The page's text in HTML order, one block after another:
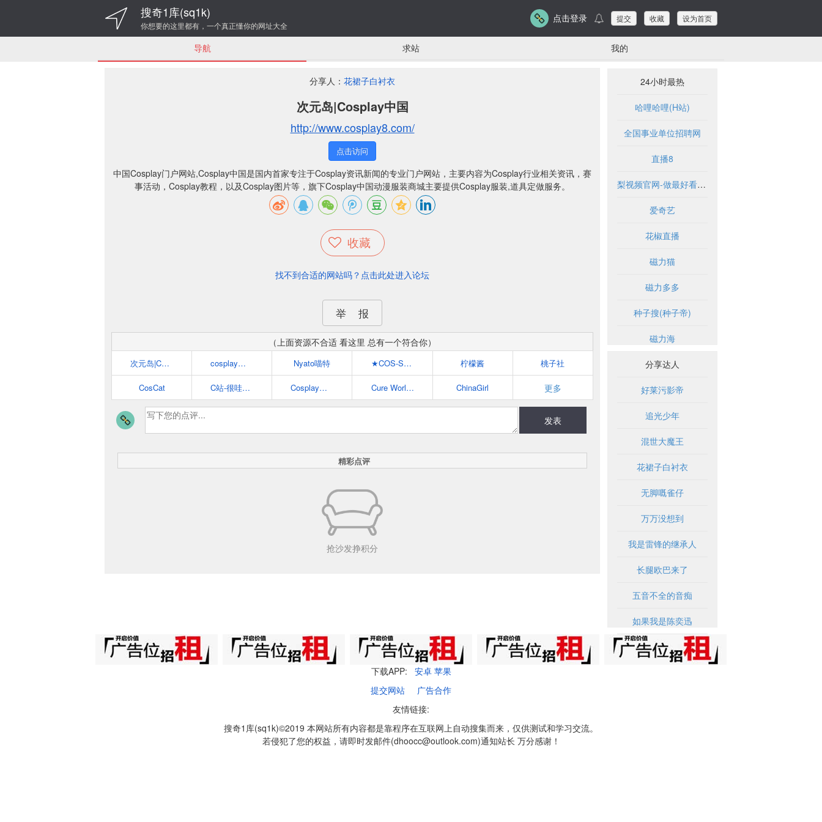
搜奇1库(sq1k)
你想要的这里都有，一个真正懂你的网址大全
点击登录 提交 收藏 设为首页
导航 求站 我的
分享人： 花裙子白衬衣
次元岛|Cosplay中国
http://www.cosplay8.com/
点击访问
中国Cosplay门户网站,Cosplay中国是国内首家专注于Cosplay资讯新闻的专业门户网站，主要内容为Cosplay行业相关资讯，赛
事活动，Cosplay教程，以及Cosplay图片等，旗下Cosplay中国动漫服装商城主要提供Cosplay服装,道具定做服务。
收藏
找不到合适的网站吗？点击此处进入论坛
举 报
（上面资源不合适 看这里 总有一个符合你）
次元岛|Cosplay中国 cosplay啦-LA站 Nyato喵特 ★COS-SHOW★专业中文COSPLAY门户 柠檬酱 桃子社
CosCat C站-很哇塞的Cosplay网站(●＾U＾●) Cosplay联盟 Cure WorldCosplay ChinaGirl 更多
发表
精彩点评
抢沙发挣积分
24小时最热
哈哩哈哩(H站)
全国事业单位招聘网
直播8
梨视频官网-做最好看的资讯短视频-Pear Video
爱奇艺
花椒直播
磁力猫
磁力多多
种子搜(种子帝)
磁力海
分享达人
好莱污影帝
追光少年
混世大魔王
花裙子白衬衣
无脚嘅雀仔
万万没想到
我是雷锋的继承人
长腿欧巴来了
五音不全的音痴
如果我是陈奕迅
下载APP: 安卓 苹果
提交网站
广告合作
友情链接:
搜奇1库(sq1k)©2019 本网站所有内容都是靠程序在互联网上自动搜集而来，仅供测试和学习交流。
若侵犯了您的权益，请即时发邮件(dhoocc@outlook.com)通知站长 万分感谢！